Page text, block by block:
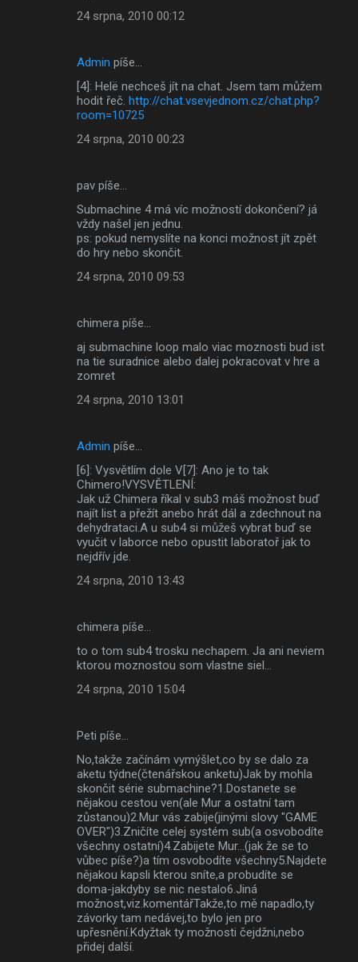
24 srpna, 2010 00:12
Admin píše…
[4]: Helë nechceš jít na chat. Jsem tam můžem
hodit řeč. http://chat.vsevjednom.cz/chat.php?
room=10725
24 srpna, 2010 00:23
pav píše…
Submachine 4 má víc možností dokončení? já
vždy našel jen jednu.
ps: pokud nemyslíte na konci možnost jít zpět
do hry nebo skončit.
24 srpna, 2010 09:53
chimera píše…
aj submachine loop malo viac moznosti bud ist
na tie suradnice alebo dalej pokracovat v hre a
zomret
24 srpna, 2010 13:01
Admin píše…
[6]: Vysvětlím dole V[7]: Ano je to tak
Chimero!VYSVĚTLENÍ:
Jak už Chimera říkal v sub3 máš možnost buď
najít list a přežít anebo hrát dál a zdechnout na
dehydrataci.A u sub4 si můžeš vybrat buď se
vyučit v laborce nebo opustit laboratoř jak to
nejdřív jde.
24 srpna, 2010 13:43
chimera píše…
to o tom sub4 trosku nechapem. Ja ani neviem
ktorou moznostou som vlastne siel...
24 srpna, 2010 15:04
Peti píše…
No,takže začínám vymýšlet,co by se dalo za
aketu týdne(čtenářskou anketu)Jak by mohla
skončit série submachine?1.Dostanete se
nějakou cestou ven(ale Mur a ostatní tam
zůstanou)2.Mur vás zabije(jinými slovy "GAME
OVER")3.Zničíte celej systém sub(a osvobodíte
všechny ostatní)4.Zabijete Mur...(jak že se to
vůbec píše?)a tím osvobodíte všechny5.Najdete
nějakou kapsli kterou sníte,a probudíte se
doma-jakdyby se nic nestalo6.Jiná
možnost,viz.komentářTakže,to mě napadlo,ty
závorky tam nedávej,to bylo jen pro
upřesnění.Kdyžtak ty možnosti čejdžni,nebo
přidej další.